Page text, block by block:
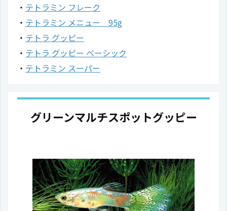
テトラミン フレーク
テトラミン メニュー 95g
テトラ グッピー
テトラ グッピー ベーシック
テトラミン スーパー
グリーンマルチスポットグッピー